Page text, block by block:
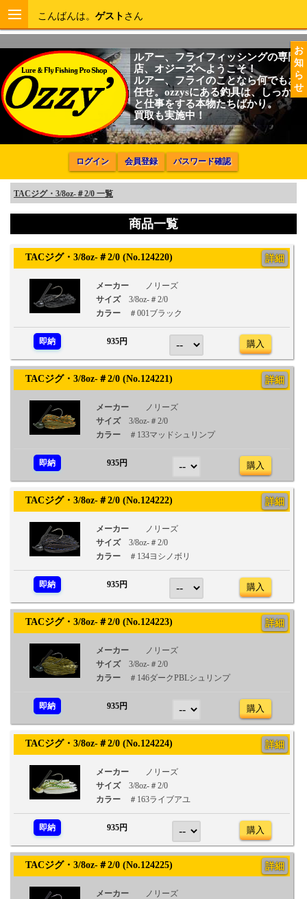
お
知
ら
せ
こんばんは。 ゲスト さん
ルアー、フライフィッシングの専門
店、オジーズへようこそ！
ルアー、フライのことなら何でもお
任せ。ozzysにある釣具は、しっかり
と仕事をする本物たちばかり。
買取も実施中！
ログイン 会員登録 パスワード確認
TACジグ・3/8oz-＃2/0 一覧
商品一覧
TACジグ・3/8oz-＃2/0 (No.124220) 詳細
メーカー
ノリーズ
サイズ
3/8oz-＃2/0
カラー
＃001ブラック
即納 935円 購入
TACジグ・3/8oz-＃2/0 (No.124221) 詳細
メーカー
ノリーズ
サイズ
3/8oz-＃2/0
カラー
＃133マッドシュリンプ
即納 935円 購入
TACジグ・3/8oz-＃2/0 (No.124222) 詳細
メーカー
ノリーズ
サイズ
3/8oz-＃2/0
カラー
＃134ヨシノボリ
即納 935円 購入
TACジグ・3/8oz-＃2/0 (No.124223) 詳細
メーカー
ノリーズ
サイズ
3/8oz-＃2/0
カラー
＃146ダークPBLシュリンプ
即納 935円 購入
TACジグ・3/8oz-＃2/0 (No.124224) 詳細
メーカー
ノリーズ
サイズ
3/8oz-＃2/0
カラー
＃163ライブアユ
即納 935円 購入
TACジグ・3/8oz-＃2/0 (No.124225) 詳細
メーカー
ノリーズ